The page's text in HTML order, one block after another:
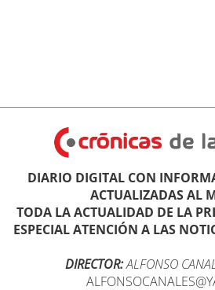
DIARIO DIGITAL CON
ACTUALIZADAS AL
TODA LA ACTUALIDAD DE LA
ESPECIAL ATENCIÓN A LAS
DIRECTOR:ALFONSO